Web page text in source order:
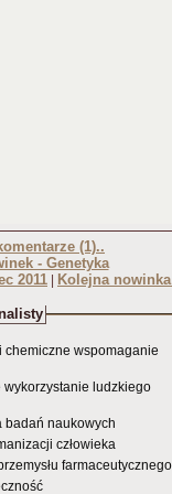
(1)..
- Genetyka
2011
Kolejna
chemiczne wspomaganie
ludzkiego
badań naukowych
człowieka
farmaceutycznego